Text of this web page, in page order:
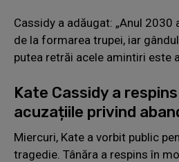
Cassidy a adăugat: „Anul
de la formarea trupei, iar
putea retrăi acele amintiri este
Kate Cassidy a
acuzațiile privind
Miercuri, Kate a vorbit public
tragedie. Tânăra a respins în